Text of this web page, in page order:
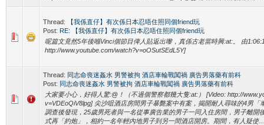
Thread:
【我係直仔】有次係日本忍唔住照同個friend玩
Post: RE: 【我係直仔】有次係日本忍唔住照同個friend玩
呢篇文竟然5年後喺Vinci個節目俾人貼返出嚟，真係古老當時興:at:。 由
http://www.youtube.com/watch?v=oOSutSEdL5Y]
Thread: 同志命喪迷姦水 男警被拘 酒店車輪戰闖禍 廣告男落藥有前科
Post: 同志命喪迷姦水 男警被拘 酒店車輪戰闖禍 廣告男落藥有前科
大家要小心，好得人驚:@！（不過個警察都幾大隻:at:） [Video: http://
v=VDEoQiV8lpg] 尖沙咀酒店房間男子暴斃案中有案，揭開耐人尋味的4男「
調查後發現，25歲男死者與一名從事廣告業的男子一同入住房間，男子離開
式再「約炮」，相約一名年輕內地男子到另一間酒店開房。期間，有人疑使...